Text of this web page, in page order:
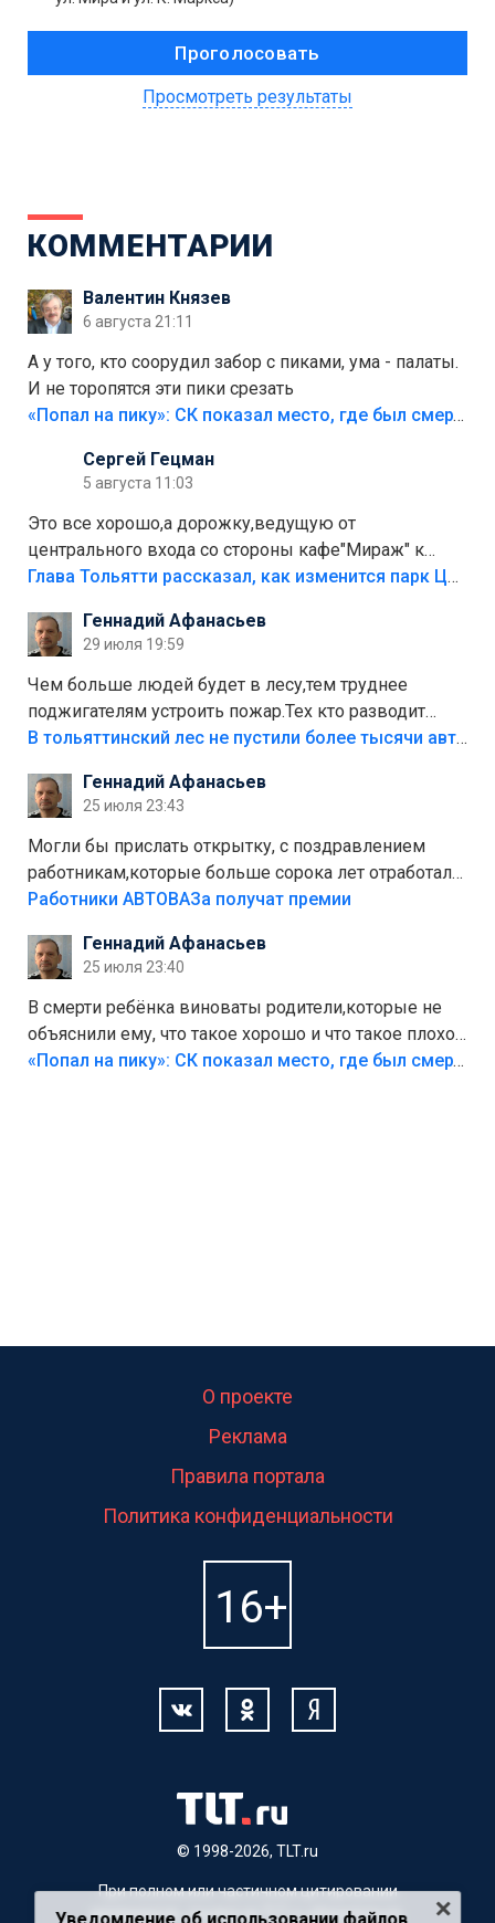
Просмотреть результаты
КОММЕНТАРИИ
Валентин Князев
6 августа 21:11
А у того, кто соорудил забор с пиками, ума - палаты.
И не торопятся эти пики срезать
«Попал на пику»: СК показал место, где был смертельно травмирован ребенок в Тольятти
Сергей Гецман
5 августа 11:03
Это все хорошо,а дорожку,ведущую от
центрального входа со стороны кафе"Мираж" к
аттракционам слабо доделать?А то бордюры
лежала в парке и испортилась.Да еще,видимо,часть
украли.
Глава Тольятти рассказал, как изменится парк Центрального района
Геннадий Афанасьев
29 июля 19:59
Чем больше людей будет в лесу,тем труднее
поджигателям устроить пожар.Тех кто разводит
костры,тех надо безбожно штрафовать.Камер полно
Штрафы мизерные.
В тольяттинский лес не пустили более тысячи автомобилей
Геннадий Афанасьев
25 июля 23:43
Могли бы прислать открытку, с поздравлением
работникам,которые больше сорока лет отработали
на предприятии.
Работники АВТОВАЗа получат премии
Геннадий Афанасьев
25 июля 23:40
В смерти ребёнка виноваты родители,которые не
объяснили ему, что такое хорошо и что такое плохо!
Лезть через такой забор,верх безумия,есть же
«Попал на пику»: СК показал место, где был смертельно травмирован ребенок в Тольятти
© 1998-2026, TLT.ru
О проекте
Реклама
Правила портала
Политика конфиденциальности
При полном или частичном цитировании
материалов, ссылка на TLT.ru обязательна.